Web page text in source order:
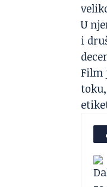
U
i
Film